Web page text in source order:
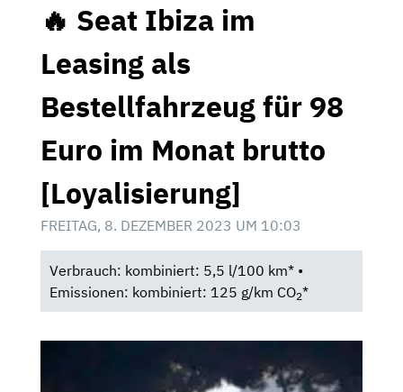
🔥 Seat Ibiza im
Leasing als
Bestellfahrzeug für 98
Euro im Monat brutto
[Loyalisierung]
FREITAG, 8. DEZEMBER 2023 UM 10:03
Verbrauch: kombiniert: 5,5 l/100 km* •
Emissionen: kombiniert: 125 g/km CO2*